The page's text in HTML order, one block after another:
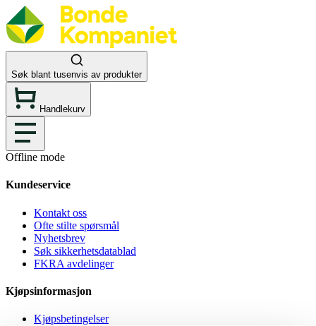
Søk blant tusenvis av produkter
Handlekurv
Offline mode
Kundeservice
Kontakt oss
Ofte stilte spørsmål
Nyhetsbrev
Søk sikkerhetsdatablad
FKRA avdelinger
Kjøpsinformasjon
Kjøpsbetingelser